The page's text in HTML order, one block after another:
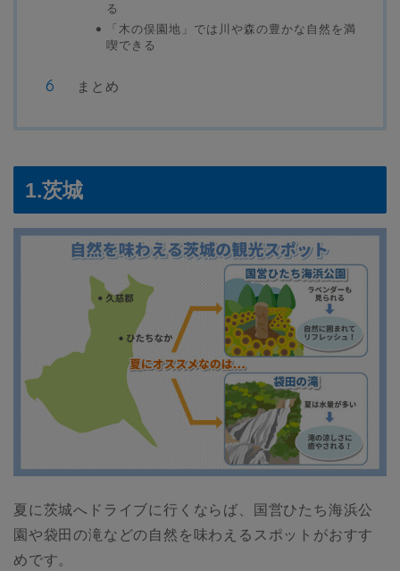
る
「木の俣園地」では川や森の豊かな自然を満
喫できる
まとめ
1.茨城
夏に茨城へドライブに行くならば、国営ひたち海浜公
園や袋田の滝などの自然を味わえるスポットがおすす
めです。